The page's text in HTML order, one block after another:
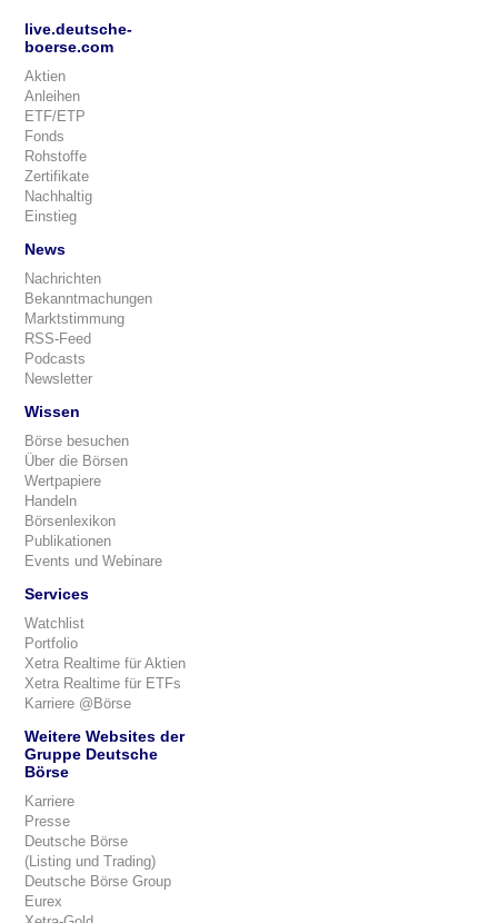
live.deutsche-
boerse.com
Aktien
Anleihen
ETF/ETP
Fonds
Rohstoffe
Zertifikate
Nachhaltig
Einstieg
News
Nachrichten
Bekanntmachungen
Marktstimmung
RSS-Feed
Podcasts
Newsletter
Wissen
Börse besuchen
Über die Börsen
Wertpapiere
Handeln
Börsenlexikon
Publikationen
Events und Webinare
Services
Watchlist
Portfolio
Xetra Realtime für Aktien
Xetra Realtime für ETFs
Karriere @Börse
Weitere Websites der
Gruppe Deutsche
Börse
Karriere
Presse
Deutsche Börse
(Listing und Trading)
Deutsche Börse Group
Eurex